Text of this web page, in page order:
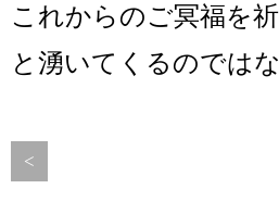
これからのご冥福を
と湧いてくるのでは
<